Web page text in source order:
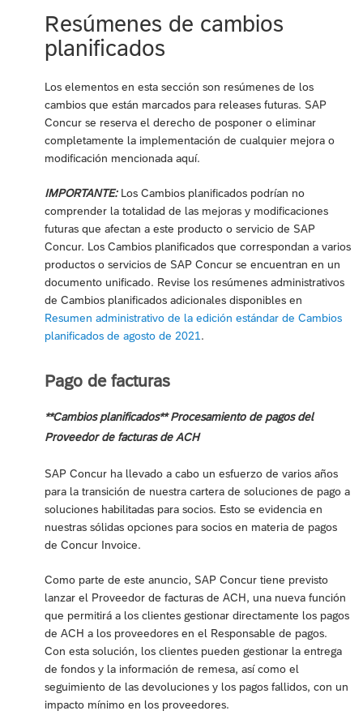
Resúmenes de cambios
planificados
Los elementos en esta sección son resúmenes de los
cambios que están marcados para releases futuras. SAP
Concur se reserva el derecho de posponer o eliminar
completamente la implementación de cualquier mejora o
modificación mencionada aquí.
IMPORTANTE:Los Cambios planificados podrían no
comprender la totalidad de las mejoras y modificaciones
futuras que afectan a este producto o servicio de SAP
Concur. Los Cambios planificados que correspondan a varios
productos o servicios de SAP Concur se encuentran en un
documento unificado. Revise los resúmenes administrativos
de Cambios planificados adicionales disponibles en
Resumen administrativo de la edición estándar de Cambios
planificados de agosto de 2021.
Pago de facturas
**Cambios planificados** Procesamiento de pagos del
Proveedor de facturas de ACH
SAP Concur ha llevado a cabo un esfuerzo de varios años
para la transición de nuestra cartera de soluciones de pago a
soluciones habilitadas para socios. Esto se evidencia en
nuestras sólidas opciones para socios en materia de pagos
de Concur Invoice.
Como parte de este anuncio, SAP Concur tiene previsto
lanzar el Proveedor de facturas de ACH, una nueva función
que permitirá a los clientes gestionar directamente los pagos
de ACH a los proveedores en el Responsable de pagos.
Con esta solución, los clientes pueden gestionar la entrega
de fondos y la información de remesa, así como el
seguimiento de las devoluciones y los pagos fallidos, con un
impacto mínimo en los proveedores.